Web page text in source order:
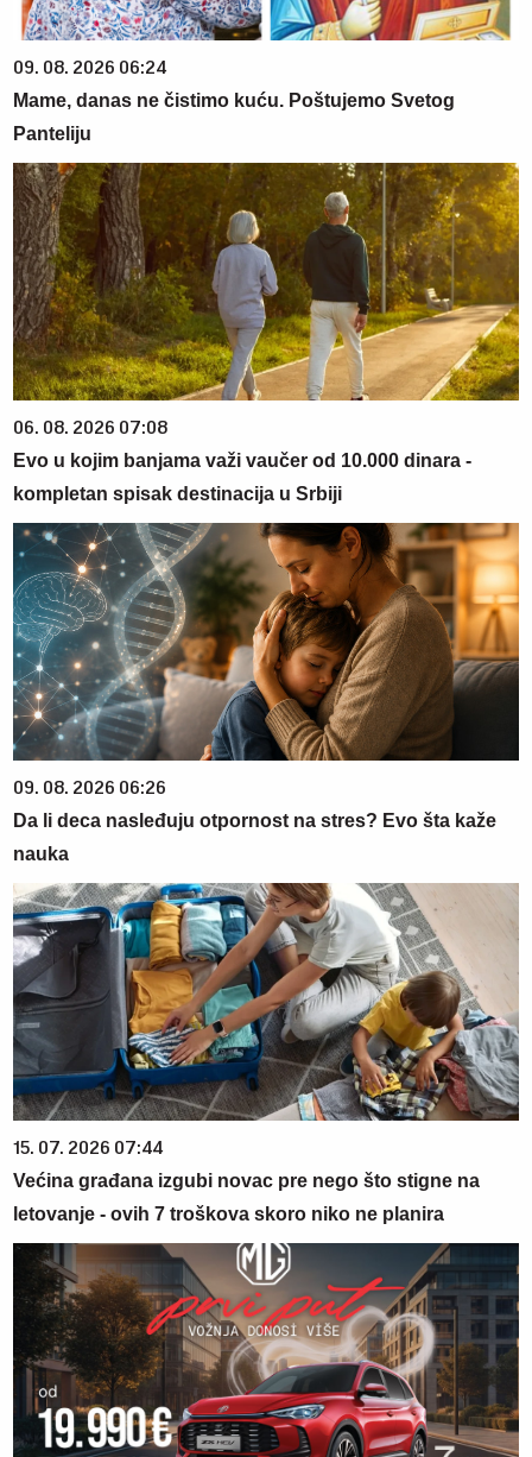
09. 08. 2026 06:24
Mame, danas ne čistimo kuću. Poštujemo Svetog
Panteliju
06. 08. 2026 07:08
Evo u kojim banjama važi vaučer od 10.000 dinara -
kompletan spisak destinacija u Srbiji
09. 08. 2026 06:26
Da li deca nasleđuju otpornost na stres? Evo šta kaže
nauka
15. 07. 2026 07:44
Većina građana izgubi novac pre nego što stigne na
letovanje - ovih 7 troškova skoro niko ne planira